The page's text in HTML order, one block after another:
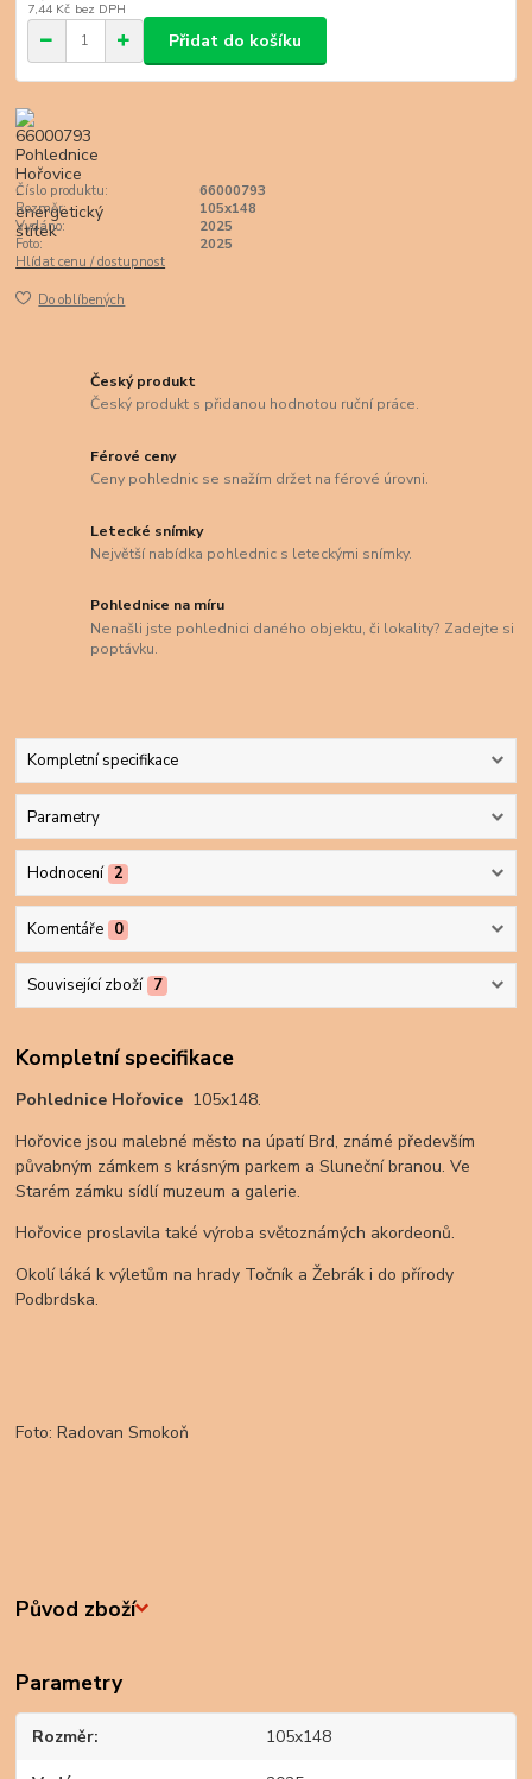
7,44 Kč bez DPH
Přidat do košíku
Číslo produktu:
66000793
Rozměr:
105x148
Vydáno:
2025
Foto:
2025
Hlídat cenu / dostupnost
Do oblíbených
Český produkt
Český produkt s přidanou hodnotou ruční práce.
Férové ceny
Ceny pohlednic se snažím držet na férové úrovni.
Letecké snímky
Největší nabídka pohlednic s leteckými snímky.
Pohlednice na míru
Nenašli jste pohlednici daného objektu, či lokality? Zadejte si
poptávku.
Kompletní specifikace
Parametry
Hodnocení 2
Komentáře 0
Související zboží 7
Kompletní specifikace
Pohlednice Hořovice 105x148.
Hořovice jsou malebné město na úpatí Brd, známé především
půvabným zámkem s krásným parkem a Sluneční branou. Ve
Starém zámku sídlí muzeum a galerie.
Hořovice proslavila také výroba světoznámých akordeonů.
Okolí láká k výletům na hrady Točník a Žebrák i do přírody
Podbrdska.
Foto: Radovan Smokoň
Původ zboží
Parametry
Rozměr 105x148